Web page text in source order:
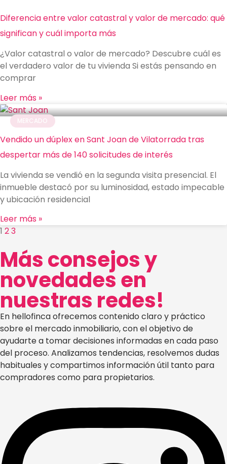
Diferencia entre valor catastral y valor de mercado: qué
significan y cuál importa más
¿Valor catastral o valor de mercado? Descubre cuál es
el verdadero valor de tu vivienda Si estás pensando en
comprar
Leer más »
MERCADO
Vendido un dúplex en Sant Joan de Vilatorrada tras
despertar más de 140 solicitudes de interés
La vivienda se vendió en la segunda visita presencial. El
inmueble destacó por su luminosidad, estado impecable
y ubicación residencial
Leer más »
1 23
Más consejos y
novedades en
nuestras redes!
En hellofinca ofrecemos contenido claro y práctico
sobre el mercado inmobiliario, con el objetivo de
ayudarte a tomar decisiones informadas en cada paso
del proceso. Analizamos tendencias, resolvemos dudas
habituales y compartimos información útil tanto para
compradores como para propietarios.